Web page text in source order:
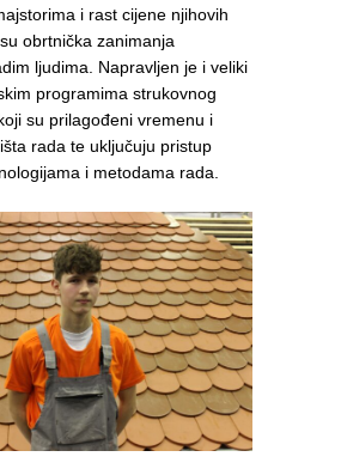
i rast cijene njihovih
obrtnička zanimanja
ljudima. Napravljen je i veliki
programima strukovnog
su prilagođeni vremenu i
rada te uključuju pristup
i metodama rada.